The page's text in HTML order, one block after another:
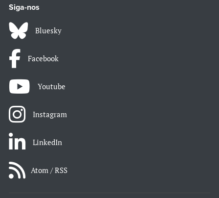
Siga-nos
Bluesky
Facebook
Youtube
Instagram
LinkedIn
Atom / RSS